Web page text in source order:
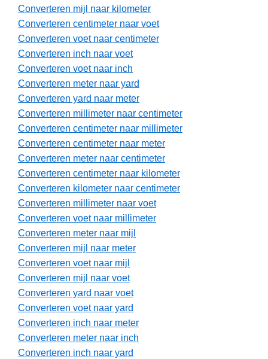
Converteren mijl naar kilometer
Converteren centimeter naar voet
Converteren voet naar centimeter
Converteren inch naar voet
Converteren voet naar inch
Converteren meter naar yard
Converteren yard naar meter
Converteren millimeter naar centimeter
Converteren centimeter naar millimeter
Converteren centimeter naar meter
Converteren meter naar centimeter
Converteren centimeter naar kilometer
Converteren kilometer naar centimeter
Converteren millimeter naar voet
Converteren voet naar millimeter
Converteren meter naar mijl
Converteren mijl naar meter
Converteren voet naar mijl
Converteren mijl naar voet
Converteren yard naar voet
Converteren voet naar yard
Converteren inch naar meter
Converteren meter naar inch
Converteren inch naar yard